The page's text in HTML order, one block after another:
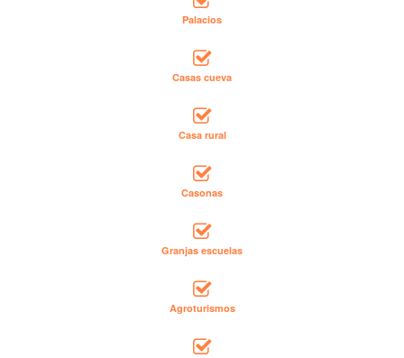
Palacios
Casas cueva
Casa rural
Casonas
Granjas escuelas
Agroturismos